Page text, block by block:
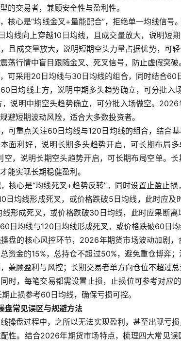
的交易者，兼顾安全性与盈利性。
核心是“均线金叉+量能配合”，拒绝单一均线信
均线向上穿越10日均线，且成交量放大，说明短
且成交量放大，说明短期空头力量占据优势，可
荡行情中盲目跟随金叉、死叉信号，防止虚假突破。
可采用20日均线与30日均线的组合，同时结合
日均线上方，说明中期多头趋势确立，可分批
说明中期空头趋势确立，可分批入场做空。
避短期波动风险，适合大多数投资者。
可重点关注60日均线与120日均线的组合，结合
本面利好，说明长期多头趋势开启，可长期布局
空，说明长期空头趋势开启，可长期布局空单。
能实现长期稳健盈利。
核心是“均线死叉+趋势反转”，同时设置止盈止
日均线形成死叉，或价格跌破5日均线，此时应
线形成死叉，或价格跌破30日均线，此时应果断
日均线与120日均线形成死叉，或价格跌破60日
盘的核心风控环节，2026年期货市场波动加剧
资金的15%，总持仓不超过50%，避免重仓博弈
兼顾盈利与风控；长期交易者单方向仓位不超过
时，每笔交易都需设置止损，止损位可参考对应
止损参考60日均线，确保亏损可控。
盘常见误区与规避方法
操盘过程中，之所以无法实现盈利，甚至出现亏
性。结合2026年期货市场特点，梳理四大常见